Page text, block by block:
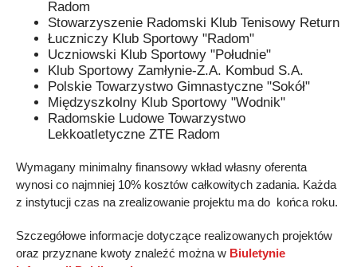
Radom
Stowarzyszenie Radomski Klub Tenisowy Return
Łuczniczy Klub Sportowy "Radom"
Uczniowski Klub Sportowy "Południe"
Klub Sportowy Zamłynie-Z.A. Kombud S.A.
Polskie Towarzystwo Gimnastyczne "Sokół"
Międzyszkolny Klub Sportowy "Wodnik"
Radomskie Ludowe Towarzystwo
Lekkoatletyczne ZTE Radom
Wymagany minimalny finansowy wkład własny oferenta
wynosi co najmniej 10% kosztów całkowitych zadania. Każda
z instytucji czas na zrealizowanie projektu ma do końca roku.
Szczegółowe informacje dotyczące realizowanych projektów
oraz przyznane kwoty znaleźć można w Biuletynie